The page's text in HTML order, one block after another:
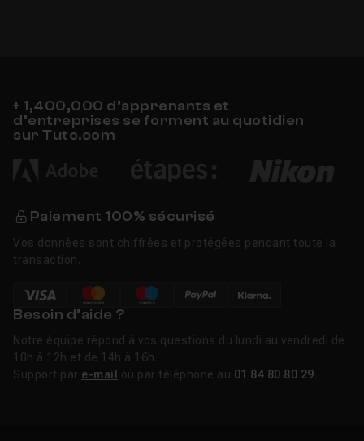
+ 1,400,000 d’apprenants et
d’entreprises se forment au quotidien
sur Tuto.com
Paiement 100% sécurisé
Vos données sont chiffrées et protégées pendant toute la
transaction.
Besoin d’aide ?
Notre équipe répond à vos questions du lundi au vendredi de
10h à 12h et de 14h à 16h.
Support par e-mail ou par téléphone au 01 84 80 80 29